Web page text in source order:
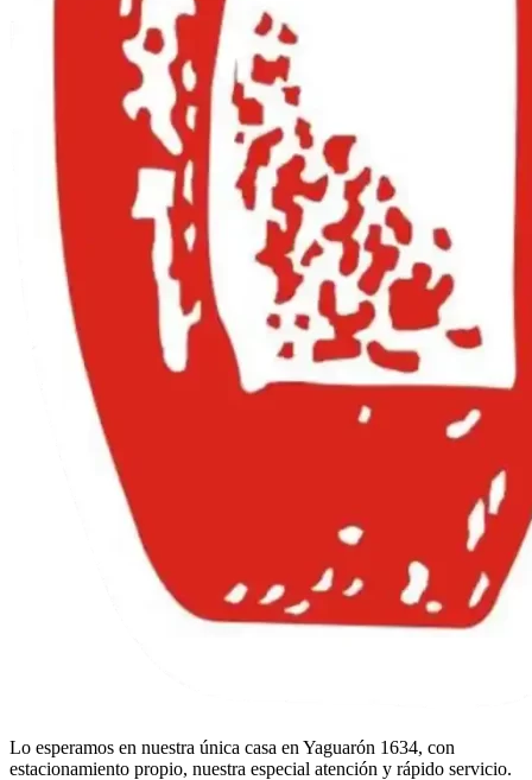
Lo esperamos en nuestra única casa en Yaguarón 1634, con
estacionamiento propio, nuestra especial atención y rápido servicio.